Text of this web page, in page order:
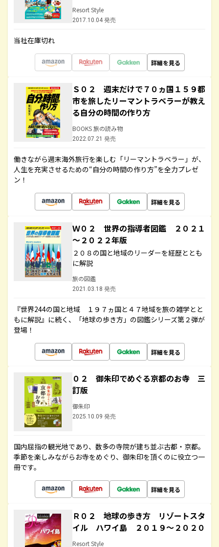
Resort Style
2017.10.04 発売
当社在庫切れ
詳細を見る
Ｓ０２ 週末だけで７０ヵ国１５９都
市を旅したリーマントラベラーが教え
る自分の時間の作り方
BOOKS 旅の読み物
2022.07.21 発売
働きながら週末海外旅行を楽しむ「リーマントラベラー」が、
人生を充実させるための“自分の時間の作り方”を全力プレゼ
ン！
詳細を見る
Ｗ０２ 世界の指導者図鑑 ２０２１
～２０２２年版
２０８の国と地域のリーダーを経歴ととも
に解説
旅の図鑑
2021.03.18 発売
『世界244の国と地域 １９７ヵ国と４７地域を旅の雑学とと
もに解説』に続く、「地球の歩き方」の図鑑シリーズ第２弾が
登場！
詳細を見る
０２ 御朱印でめぐる京都のお寺 三
訂版
御朱印
2025.10.09 発売
国内屈指の観光地であり、数多の寺院が建ち並ぶ古都・京都。
季節を楽しみながらお寺をめぐり、御朱印を頂くのに役立つ一
冊です。
詳細を見る
Ｒ０２ 地球の歩き方 リゾートスタ
イル ハワイ島 ２０１９～２０２０
Resort Style